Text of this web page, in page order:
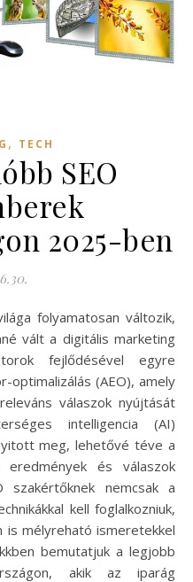
, TECH
SEO
2025-ben
vált a digitális marketing
fejlődésével egyre
optimalizálás (AEO), amely
válaszok nyújtását
intelligencia (AI)
meg, lehetővé téve a
és válaszok
szakértőknek nemcsak a
kell foglalkozniuk,
is mélyreható ismeretekkel
bemutatjuk a legjobb
akik az iparág